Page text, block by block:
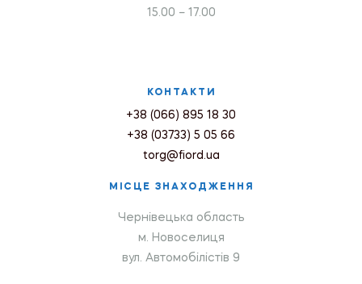
15.00 – 17.00
КОНТАКТИ
+38 (066) 895 18 30
+38 (03733) 5 05 66
torg@fiord.ua
МІСЦЕ ЗНАХОДЖЕННЯ
Чернівецька область
м. Новоселиця
вул. Автомобілістів 9